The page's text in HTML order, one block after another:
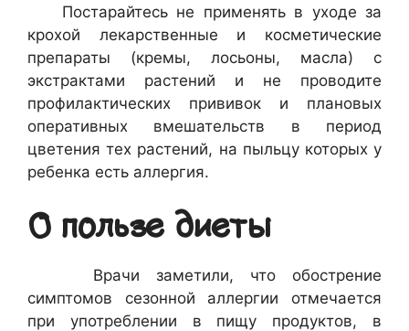
Постарайтесь не применять в уходе за
крохой лекарственные и косметические
препараты (кремы, лосьоны, масла) с
экстрактами растений и не проводите
профилактических прививок и плановых
оперативных вмешательств в период
цветения тех растений, на пыльцу которых у
ребенка есть аллергия.
О пользе диеты
Врачи заметили, что обострение
симптомов сезонной аллергии отмечается
при употреблении в пищу продуктов, в